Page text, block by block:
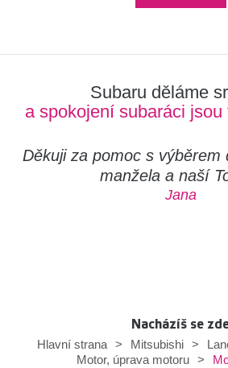
Subaru děláme
a spokojení subaráci jsou
Děkuji za pomoc s výběrem
manžela a naší
Jana
Nacházíš se
Hlavní strana
> Mitsubishi >
Motor, úprava motoru >